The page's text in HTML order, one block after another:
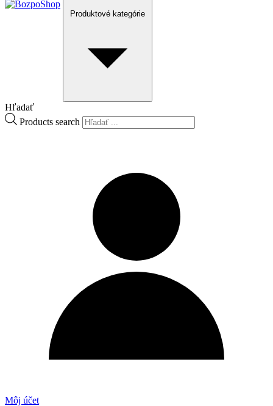
Produktové kategórie
Hľadať
Products search
Môj účet